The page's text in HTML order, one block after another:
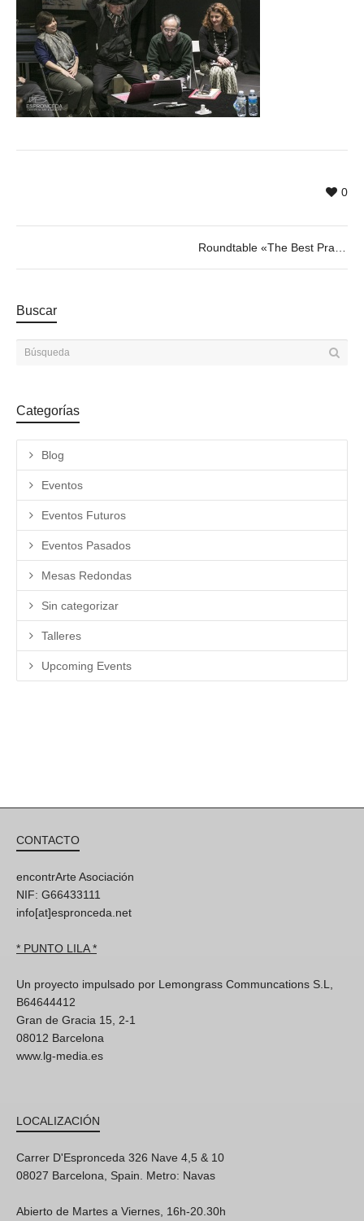
0
Buscar
Categorías
Blog
Eventos
Eventos Futuros
Eventos Pasados
Mesas Redondas
Sin categorizar
Talleres
Upcoming Events
CONTACTO
encontrArte Asociación
NIF: G66433111
info[at]espronceda.net
* PUNTO LILA *
Un proyecto impulsado por Lemongrass Communcations S.L,
B64644412
Gran de Gracia 15, 2-1
08012 Barcelona
www.lg-media.es
LOCALIZACIÓN
Carrer D'Espronceda 326 Nave 4,5 & 10
08027 Barcelona, Spain. Metro: Navas
Abierto de Martes a Viernes, 16h-20.30h